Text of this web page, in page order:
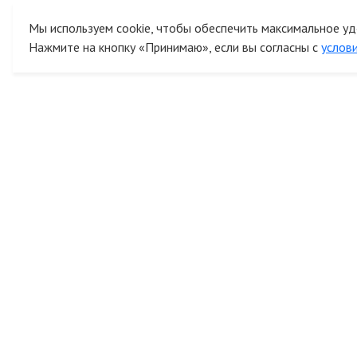
Мы используем cookie, чтобы обеспечить максимальное
Нажмите на кнопку «Принимаю», если вы согласны с